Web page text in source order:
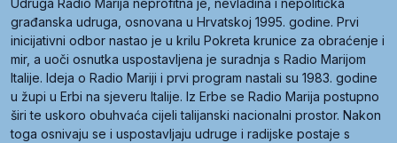
Udruga Radio Marija neprofitna je, nevladina i nepolitička
građanska udruga, osnovana u Hrvatskoj 1995. godine. Prvi
inicijativni odbor nastao je u krilu Pokreta krunice za obraćenje i
mir, a uoči osnutka uspostavljena je suradnja s Radio Marijom
Italije. Ideja o Radio Mariji i prvi program nastali su 1983. godine
u župi u Erbi na sjeveru Italije. Iz Erbe se Radio Marija postupno
širi te uskoro obuhvaća cijeli talijanski nacionalni prostor. Nakon
toga osnivaju se i uspostavljaju udruge i radijske postaje s